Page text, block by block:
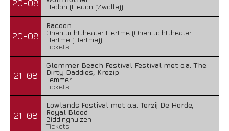
20-08
Hedon (Hedon (Zwolle))
20-08
Racoon
Openluchttheater Hertme (Openluchttheater
Hertme (Hertme))
Tickets
21-08
Glemmer Beach Festival Festival met o.a. The
Dirty Daddies, Krezip
Lemmer
Tickets
21-08
Lowlands Festival met o.a. Terzij De Horde,
Royal Blood
Biddinghuizen
Tickets